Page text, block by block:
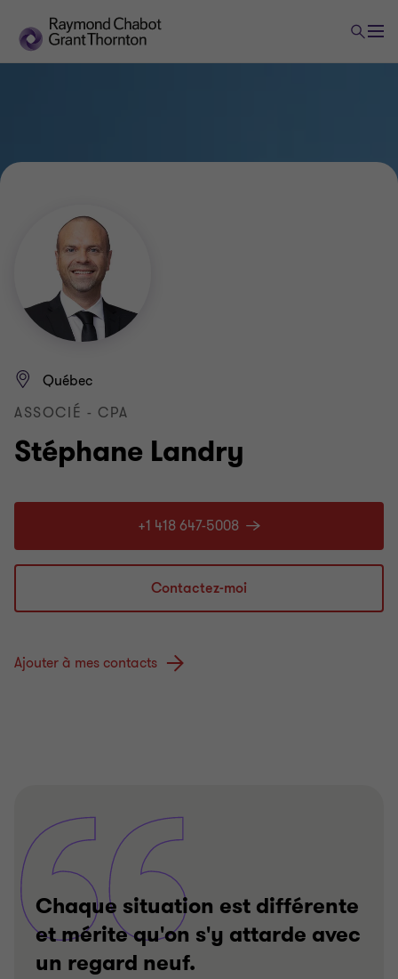
Stéphane Landry
Québec
ASSOCIÉ - CPA
+1 418 647-5008
Contactez-moi
Ajouter à mes contacts
Chaque situation est différente
et mérite qu'on s'y attarde avec
un regard neuf.